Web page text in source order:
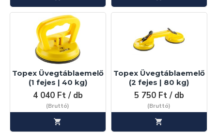
Topex Üvegtáblaemelő
(1 fejes | 40 kg)
4 040 Ft / db
(Bruttó)
Topex Üvegtáblaemelő
(2 fejes | 80 kg)
5 750 Ft / db
(Bruttó)